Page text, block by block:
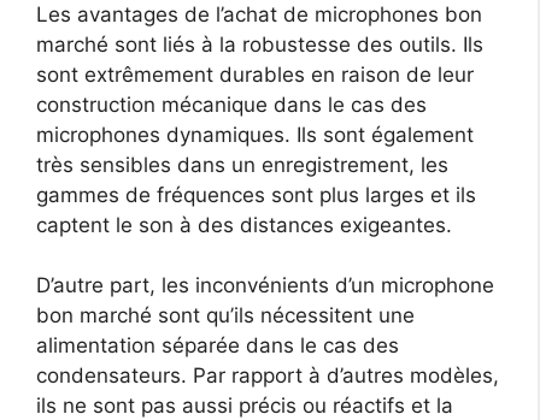
Les avantages de l’achat de microphones bon
marché sont liés à la robustesse des outils. Ils
sont extrêmement durables en raison de leur
construction mécanique dans le cas des
microphones dynamiques. Ils sont également
très sensibles dans un enregistrement, les
gammes de fréquences sont plus larges et ils
captent le son à des distances exigeantes.
D’autre part, les inconvénients d’un microphone
bon marché sont qu’ils nécessitent une
alimentation séparée dans le cas des
condensateurs. Par rapport à d’autres modèles,
ils ne sont pas aussi précis ou réactifs et la